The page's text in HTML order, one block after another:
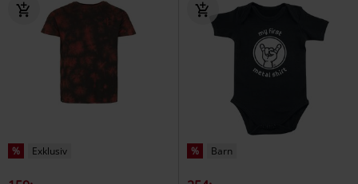
% Exklusiv % Barn